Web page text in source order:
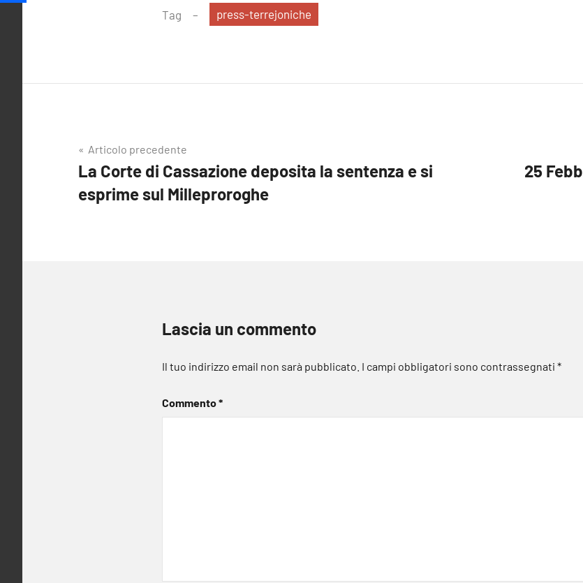
Tag press-terrejoniche
Navigazione
articoli
Articolo precedente
La Corte di Cassazione deposita la sentenza e si
esprime sul Milleproroghe
25
Lascia un commento
Il tuo indirizzo email non sarà pubblicato. I campi obbligatori sono contrassegnati *
Commento*